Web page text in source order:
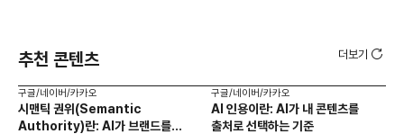
추천 콘텐츠 더보기
구글/네이버/카카오
시맨틱 권위(Semantic
Authority)란: AI가 브랜드를
구글/네이버/카카오
AI 인용이란: AI가 내 콘텐츠를
출처로 선택하는 기준